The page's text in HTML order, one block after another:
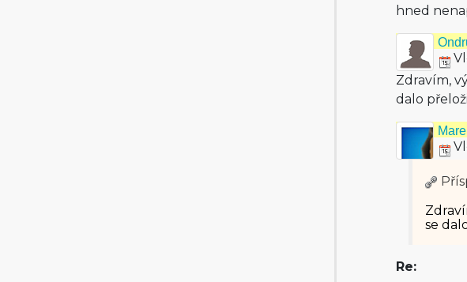
hned
Zdravím,
dalo
se
Re: